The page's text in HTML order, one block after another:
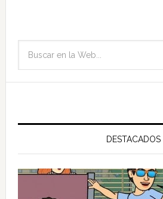
DESTACADOS